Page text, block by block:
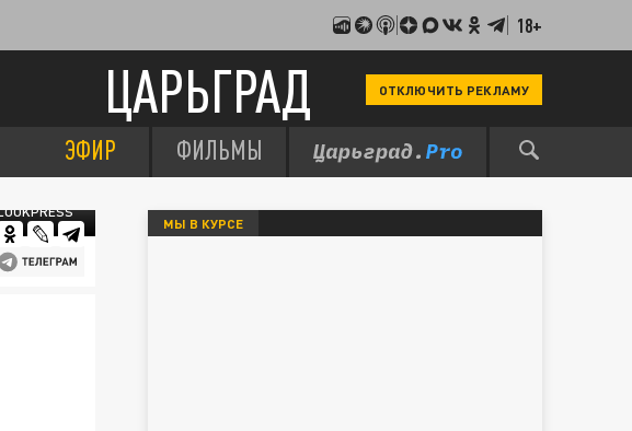
18+
ЦАРЬГРАД ОТКЛЮЧИТЬ РЕКЛАМУ
ЭФИР ФИЛЬМЫ
МЫ В КУРСЕ